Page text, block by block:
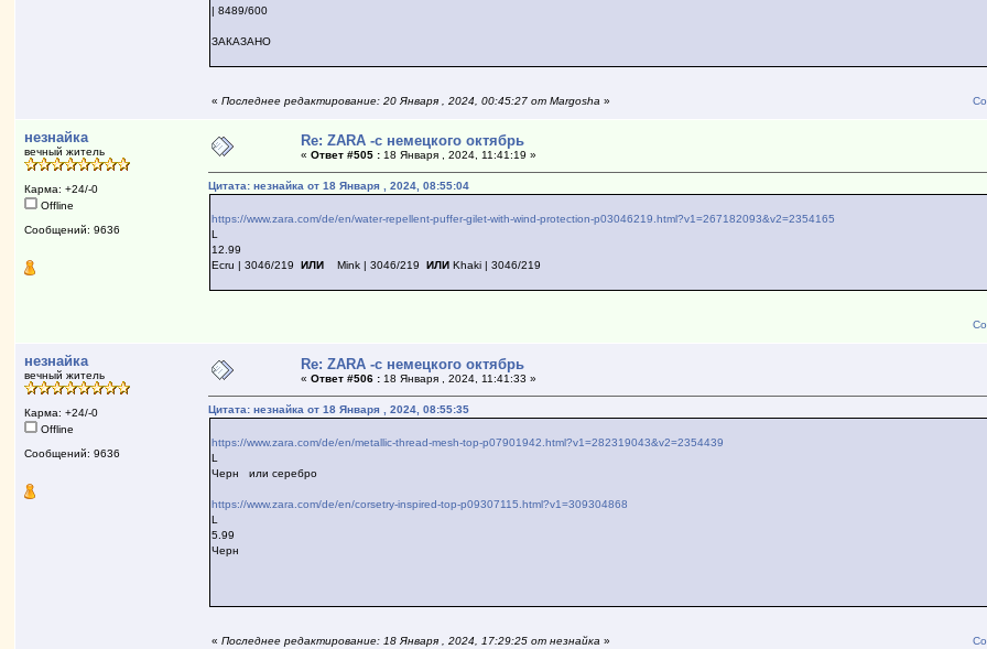
| 8489/600
ЗАКАЗАНО
«Последнее редактирование: 20 Января , 2024, 00:45:27 от Margosha »
незнайка
вечный житель
Карма: +24/-0
Offline
Сообщений: 9636
Re: ZARA -с немецкого октябрь
«Ответ #505 : 18 Января , 2024, 11:41:19 »
Цитата: незнайка от 18 Января , 2024, 08:55:04
https://www.zara.com/de/en/water-repellent-puffer-gilet-with-wind-protection-p03046219.html?v1=267182093&v2=2354165
L
12.99
Ecru | 3046/219ИЛИ Mink | 3046/219ИЛИ Khaki | 3046/219
незнайка
вечный житель
Карма: +24/-0
Offline
Сообщений: 9636
Re: ZARA -с немецкого октябрь
«Ответ #506 : 18 Января , 2024, 11:41:33 »
Цитата: незнайка от 18 Января , 2024, 08:55:35
https://www.zara.com/de/en/metallic-thread-mesh-top-p07901942.html?v1=282319043&v2=2354439
L
Черн или серебро
https://www.zara.com/de/en/corsetry-inspired-top-p09307115.html?v1=309304868
L
5.99
Черн
«Последнее редактирование: 18 Января , 2024, 17:29:25 от незнайка »